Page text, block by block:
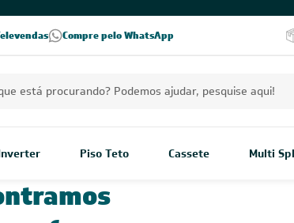
Compre pelo WhatsApp
Excelência no RA
Excelência no Reclame Aqui Seja parceiro Leveros
Piso Teto Cassete Multi